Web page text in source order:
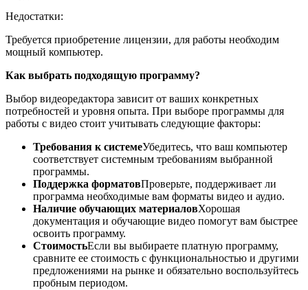
Недостатки:
Требуется приобретение лицензии, для работы необходим
мощный компьютер.
Как выбрать подходящую программу?
Выбор видеоредактора зависит от ваших конкретных
потребностей и уровня опыта. При выборе программы для
работы с видео стоит учитывать следующие факторы:
Требования к системеУбедитесь, что ваш компьютер
соответствует системным требованиям выбранной
программы.
Поддержка форматовПроверьте, поддерживает ли
программа необходимые вам форматы видео и аудио.
Наличие обучающих материаловХорошая
документация и обучающие видео помогут вам быстрее
освоить программу.
СтоимостьЕсли вы выбираете платную программу,
сравните ее стоимость с функциональностью и другими
предложениями на рынке и обязательно воспользуйтесь
пробным периодом.